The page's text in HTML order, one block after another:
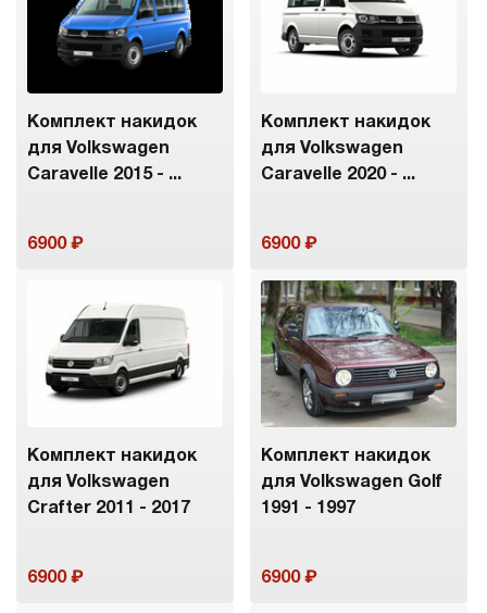
Комплект накидок
для Volkswagen
Caravelle 2015 - ...
6900
Комплект накидок
для Volkswagen
Caravelle 2020 - ...
6900
Комплект накидок
для Volkswagen
Crafter 2011 - 2017
6900
Комплект накидок
для Volkswagen Golf
1991 - 1997
6900